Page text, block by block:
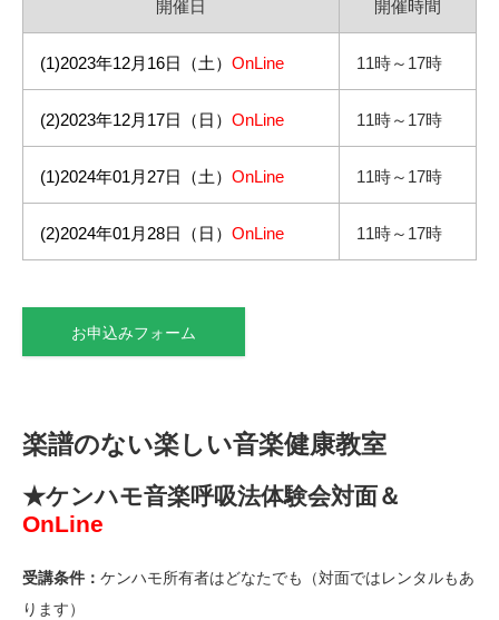
開催日 開催時間
(1)2023年12月16日（土） OnLine 11時～17時
(2)2023年12月17日（日） OnLine 11時～17時
(1)2024年01月27日（土） OnLine 11時～17時
(2)2024年01月28日（日） OnLine 11時～17時
お申込みフォーム
楽譜のない楽しい音楽健康教室
★ケンハモ音楽呼吸法体験会対面＆
OnLine
受講条件： ケンハモ所有者はどなたでも（対面ではレンタルもあ
ります）